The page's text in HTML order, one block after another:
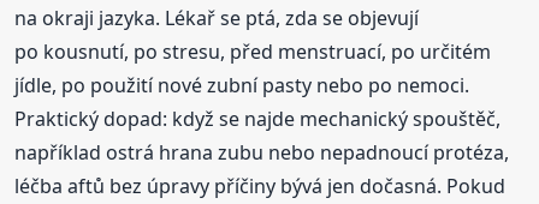
na okraji jazyka. Lékař se ptá, zda se objevují
po kousnutí, po stresu, před menstruací, po určitém
jídle, po použití nové zubní pasty nebo po nemoci.
Praktický dopad: když se najde mechanický spouštěč,
například ostrá hrana zubu nebo nepadnoucí protéza,
léčba aftů bez úpravy příčiny bývá jen dočasná. Pokud